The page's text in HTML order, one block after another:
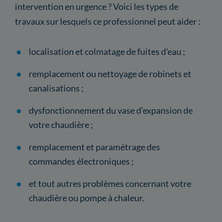
intervention en urgence ? Voici les types de
travaux sur lesquels ce professionnel peut aider :
localisation et colmatage de fuites d'eau ;
remplacement ou nettoyage de robinets et
canalisations ;
dysfonctionnement du vase d'expansion de
votre chaudière ;
remplacement et paramétrage des
commandes électroniques ;
et tout autres problèmes concernant votre
chaudière ou pompe à chaleur.